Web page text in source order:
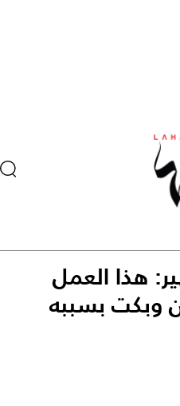
هذا العمل
وبكت بسببه